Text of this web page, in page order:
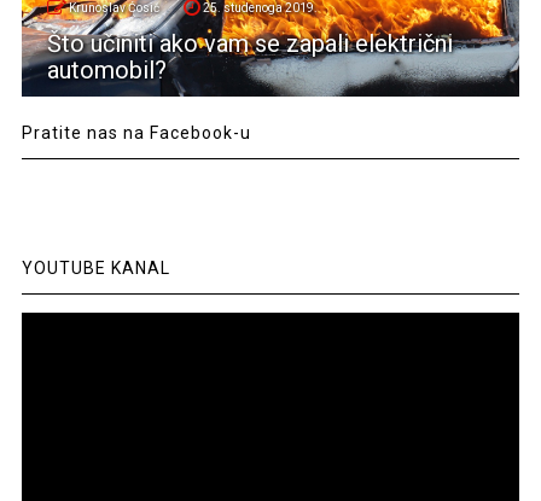
Krunoslav Ćosić 25. studenoga 2019.
Što učiniti ako vam se zapali električni
automobil?
Pratite nas na Facebook-u
YOUTUBE KANAL